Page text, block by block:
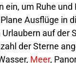
ein, um Ruhe
Ausflüge in
auf
der Sterne
Meer,